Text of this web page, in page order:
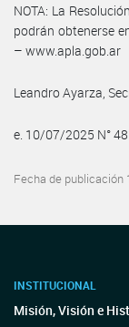
NOTA: La
podrán obtenerse
– www.apla.gob.ar
Leandro Ayarza,
e. 10/07/2025 N°
Fecha de
INSTITUCIONAL
Misión, Visión e